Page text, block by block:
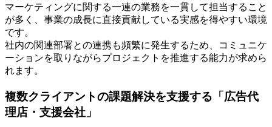
マーケティングに関する一連の業務を一貫して担当すること
が多く、事業の成長に直接貢献している実感を得やすい環境
です。
社内の関連部署との連携も頻繁に発生するため、コミュニケ
ーションを取りながらプロジェクトを推進する能力が求めら
れます。
複数クライアントの課題解決を支援する「広告代
理店・支援会社」